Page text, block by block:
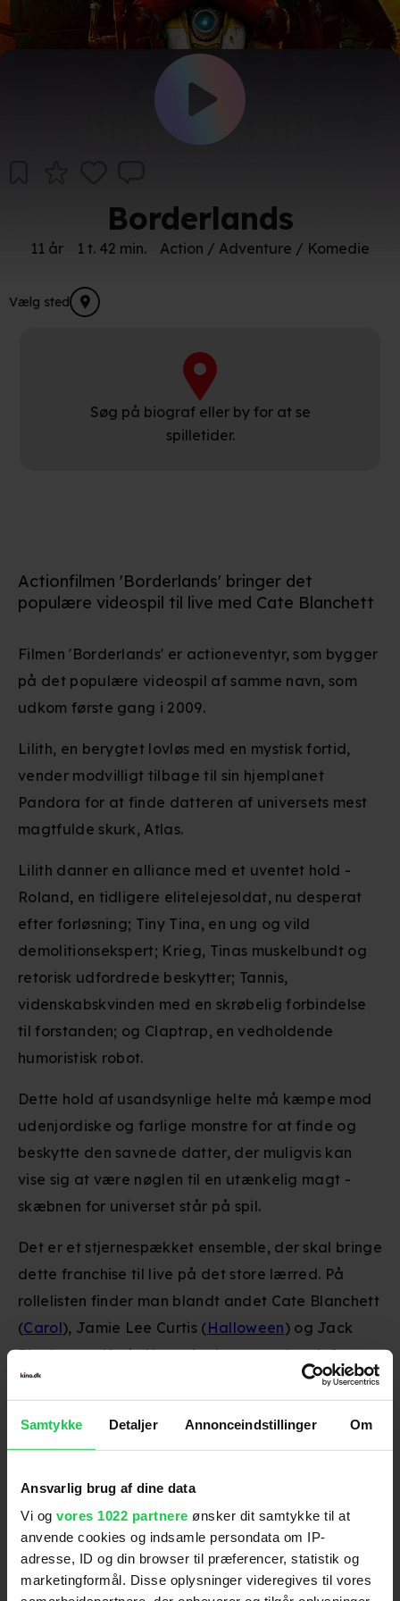
Samtykke Detaljer Annonceindstillinger Om
Ansvarlig brug af dine data
Vi og vores 1022 partnere ønsker dit samtykke til at
anvende cookies og indsamle persondata om IP-
adresse, ID og din browser til præferencer, statistik og
marketingformål. Disse oplysninger videregives til vores
Borderlands
11 år 1 t. 42 min. Action / Adventure / Komedie
Vælg sted
Søg på biograf eller by for at se
spilletider.
Skuespillere: Cate Blanchett
Hart
Haley Bennett Ariana Greenblatt Olivier
Richters ,Jamie Lee Curtis, Gina Gershon, Édgar
Ramírez ,Cheyenne Jackson
Genre:Action / Adventure / Komedie
Actionfilmen 'Borderlands' bringer det
populære videospil til live med Cate Blanchett
Filmen 'Borderlands' er actioneventyr, som bygger
på det populære videospil af samme navn, som
udkom første gang i 2009.
Lilith, en berygtet lovløs med en mystisk fortid,
vender modvilligt tilbage til sin hjemplanet
Pandora for at finde datteren af universets mest
magtfulde skurk, Atlas.
Lilith danner en alliance med et uventet hold -
Roland, en tidligere elitelejesoldat, nu desperat
efter forløsning; Tiny Tina, en ung og vild
demolitionsekspert; Krieg, Tinas muskelbundt og
retorisk udfordrede beskytter; Tannis,
videnskabskvinden med en skrøbelig forbindelse
til forstanden; og Claptrap, en vedholdende
humoristisk robot.
Dette hold af usandsynlige helte må kæmpe mod
udenjordiske og farlige monstre for at finde og
beskytte den savnede datter, der muligvis kan
vise sig at være nøglen til en utænkelig magt -
skæbnen for universet står på spil.
Det er et stjernespækket ensemble, der skal bringe
dette franchise til live på det store lærred. På
rollelisten finder man blandt andet Cate Blanchett
(Carol), Jamie Lee Curtis (Halloween) og Jack
Black samt Kevin Hart, der begge er kendt fra
Jumanji